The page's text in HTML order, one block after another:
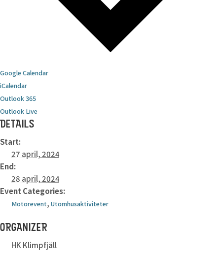
Google Calendar
iCalendar
Outlook 365
Outlook Live
DETAILS
Start:
27 april, 2024
End:
28 april, 2024
Event Categories:
Motorevent, Utomhusaktiviteter
ORGANIZER
HK Klimpfjäll